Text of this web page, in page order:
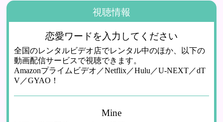
視聴情報
恋愛ワードを入力してください
全国のレンタルビデオ店でレンタル中のほか、以下の
動画配信サービスで視聴できます。
Amazonプライムビデオ／Netflix／Hulu／U-NEXT／dT
V／GYAO！
Mine